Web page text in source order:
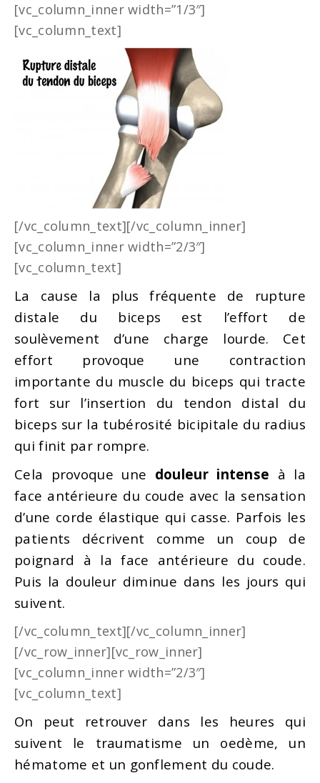
[vc_column_inner width=”1/3″]
[vc_column_text]
[/vc_column_text][/vc_column_inner]
[vc_column_inner width=”2/3″]
[vc_column_text]
La cause la plus fréquente de rupture
distale du biceps est l’effort de
soulèvement d’une charge lourde. Cet
effort provoque une contraction
importante du muscle du biceps qui tracte
fort sur l’insertion du tendon distal du
biceps sur la tubérosité bicipitale du radius
qui finit par rompre.
Cela provoque une douleur intense à la
face antérieure du coude avec la sensation
d’une corde élastique qui casse. Parfois les
patients décrivent comme un coup de
poignard à la face antérieure du coude.
Puis la douleur diminue dans les jours qui
suivent.
[/vc_column_text][/vc_column_inner]
[/vc_row_inner][vc_row_inner]
[vc_column_inner width=”2/3″]
[vc_column_text]
On peut retrouver dans les heures qui
suivent le traumatisme un oedème, un
hématome et un gonflement du coude.